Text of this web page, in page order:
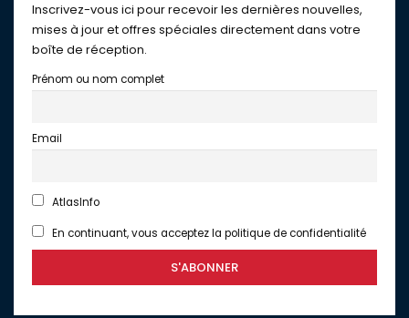
Inscrivez-vous ici pour recevoir les dernières nouvelles,
mises à jour et offres spéciales directement dans votre
boîte de réception.
Prénom ou nom complet
Email
AtlasInfo
En continuant, vous acceptez la politique de confidentialité